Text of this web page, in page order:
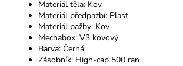
Materiál těla: Kov
Materiál předpažbí: Plast
Materiál pažby: Kov
Mechabox: V3 kovový
Barva: Černá
Zásobník: High-cap 500 ran